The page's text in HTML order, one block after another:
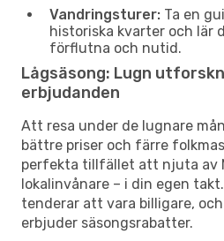
Vandringsturer: Ta en
historiska kvarter och lär
förflutna och nutid.
Lågsäsong: Lugn
erbjudanden
Att resa under de lugnare
bättre priser och färre
perfekta tillfället att njuta av
lokalinvånare – i din egen
tenderar att vara billigare,
erbjuder säsongsrabatter.